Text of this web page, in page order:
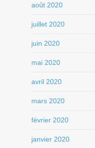
août 2020
juillet 2020
juin 2020
mai 2020
avril 2020
mars 2020
février 2020
janvier 2020